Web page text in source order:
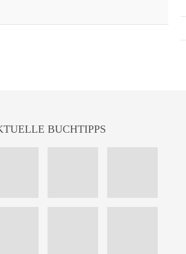
BUCHTIPPS